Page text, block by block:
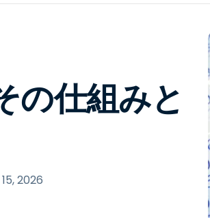
オンプレミス
が利用可能で
と制御を提供し、ITプロ
ェッショナルがデバイス
リモートで監視、管理、
護できるようにします。
リスクとコンプライアン
RDP/VPNの代替製品
RDP/SSH/VNCによるリ
データシート
デモ動画
の仕組みと
2026